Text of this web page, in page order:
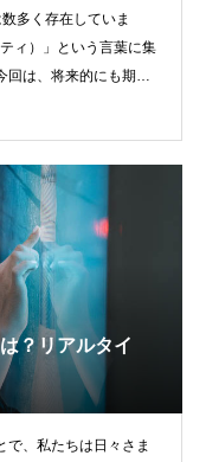
多く存在していま
ィ）」という言葉に集
回は、将来的にも期待
？リアルタイ
で、私たちは日々さま